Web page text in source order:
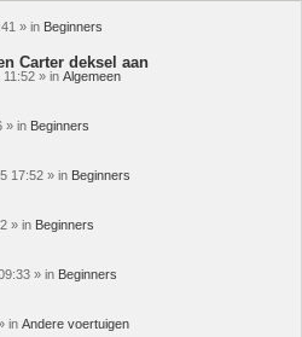
» in Beginners
Carter deksel aan
» in Algemeen
» in Beginners
17:52 » in Beginners
» in Beginners
» in Beginners
in Andere voertuigen